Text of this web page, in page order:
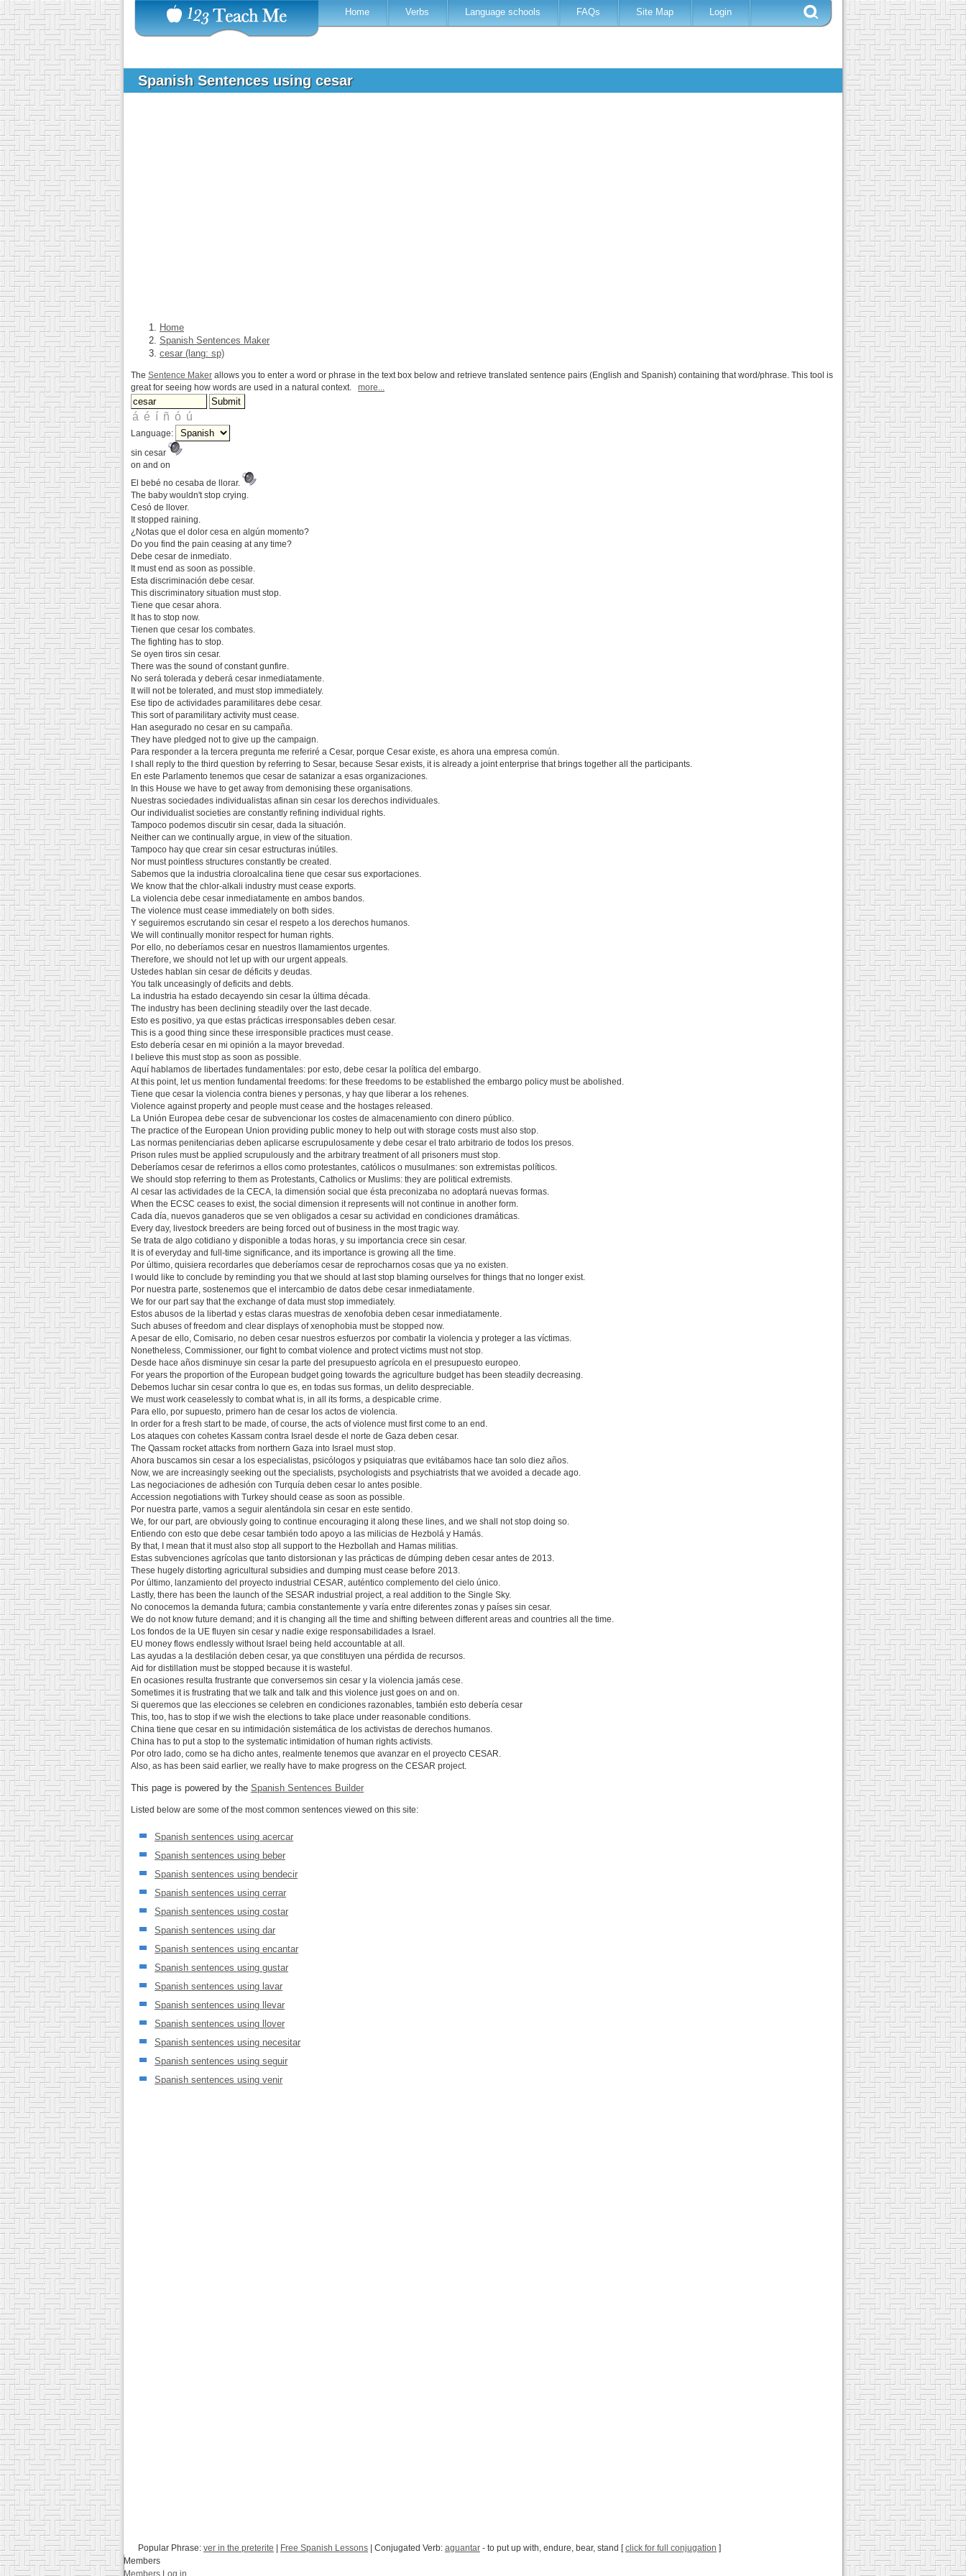
Home Verbs Language schools FAQs Site Map Login
Spanish Sentences using cesar
Home
Spanish Sentences Maker
cesar (lang: sp)
The Sentence Maker allows you to enter a word or phrase in the text box below and retrieve translated sentence pairs (English and Spanish) containing that word/phrase. This tool is
great for seeing how words are used in a natural context. more...
Language:
sin cesar
on and on
El bebé no cesaba de llorar.
The baby wouldn't stop crying.
Cesó de llover.
It stopped raining.
¿Notas que el dolor cesa en algún momento?
Do you find the pain ceasing at any time?
Debe cesar de inmediato.
It must end as soon as possible.
Esta discriminación debe cesar.
This discriminatory situation must stop.
Tiene que cesar ahora.
It has to stop now.
Tienen que cesar los combates.
The fighting has to stop.
Se oyen tiros sin cesar.
There was the sound of constant gunfire.
No será tolerada y deberá cesar inmediatamente.
It will not be tolerated, and must stop immediately.
Ese tipo de actividades paramilitares debe cesar.
This sort of paramilitary activity must cease.
Han asegurado no cesar en su campaña.
They have pledged not to give up the campaign.
Para responder a la tercera pregunta me referiré a Cesar, porque Cesar existe, es ahora una empresa común.
I shall reply to the third question by referring to Sesar, because Sesar exists, it is already a joint enterprise that brings together all the participants.
En este Parlamento tenemos que cesar de satanizar a esas organizaciones.
In this House we have to get away from demonising these organisations.
Nuestras sociedades individualistas afinan sin cesar los derechos individuales.
Our individualist societies are constantly refining individual rights.
Tampoco podemos discutir sin cesar, dada la situación.
Neither can we continually argue, in view of the situation.
Tampoco hay que crear sin cesar estructuras inútiles.
Nor must pointless structures constantly be created.
Sabemos que la industria cloroalcalina tiene que cesar sus exportaciones.
We know that the chlor-alkali industry must cease exports.
La violencia debe cesar inmediatamente en ambos bandos.
The violence must cease immediately on both sides.
Y seguiremos escrutando sin cesar el respeto a los derechos humanos.
We will continually monitor respect for human rights.
Por ello, no deberíamos cesar en nuestros llamamientos urgentes.
Therefore, we should not let up with our urgent appeals.
Ustedes hablan sin cesar de déficits y deudas.
You talk unceasingly of deficits and debts.
La industria ha estado decayendo sin cesar la última década.
The industry has been declining steadily over the last decade.
Esto es positivo, ya que estas prácticas irresponsables deben cesar.
This is a good thing since these irresponsible practices must cease.
Esto debería cesar en mi opinión a la mayor brevedad.
I believe this must stop as soon as possible.
Aquí hablamos de libertades fundamentales: por esto, debe cesar la política del embargo.
At this point, let us mention fundamental freedoms: for these freedoms to be established the embargo policy must be abolished.
Tiene que cesar la violencia contra bienes y personas, y hay que liberar a los rehenes.
Violence against property and people must cease and the hostages released.
La Unión Europea debe cesar de subvencionar los costes de almacenamiento con dinero público.
The practice of the European Union providing public money to help out with storage costs must also stop.
Las normas penitenciarias deben aplicarse escrupulosamente y debe cesar el trato arbitrario de todos los presos.
Prison rules must be applied scrupulously and the arbitrary treatment of all prisoners must stop.
Deberíamos cesar de referirnos a ellos como protestantes, católicos o musulmanes: son extremistas políticos.
We should stop referring to them as Protestants, Catholics or Muslims: they are political extremists.
Al cesar las actividades de la CECA, la dimensión social que ésta preconizaba no adoptará nuevas formas.
When the ECSC ceases to exist, the social dimension it represents will not continue in another form.
Cada día, nuevos ganaderos que se ven obligados a cesar su actividad en condiciones dramáticas.
Every day, livestock breeders are being forced out of business in the most tragic way.
Se trata de algo cotidiano y disponible a todas horas, y su importancia crece sin cesar.
It is of everyday and full-time significance, and its importance is growing all the time.
Por último, quisiera recordarles que deberíamos cesar de reprocharnos cosas que ya no existen.
I would like to conclude by reminding you that we should at last stop blaming ourselves for things that no longer exist.
Por nuestra parte, sostenemos que el intercambio de datos debe cesar inmediatamente.
We for our part say that the exchange of data must stop immediately.
Estos abusos de la libertad y estas claras muestras de xenofobia deben cesar inmediatamente.
Such abuses of freedom and clear displays of xenophobia must be stopped now.
A pesar de ello, Comisario, no deben cesar nuestros esfuerzos por combatir la violencia y proteger a las víctimas.
Nonetheless, Commissioner, our fight to combat violence and protect victims must not stop.
Desde hace años disminuye sin cesar la parte del presupuesto agrícola en el presupuesto europeo.
For years the proportion of the European budget going towards the agriculture budget has been steadily decreasing.
Debemos luchar sin cesar contra lo que es, en todas sus formas, un delito despreciable.
We must work ceaselessly to combat what is, in all its forms, a despicable crime.
Para ello, por supuesto, primero han de cesar los actos de violencia.
In order for a fresh start to be made, of course, the acts of violence must first come to an end.
Los ataques con cohetes Kassam contra Israel desde el norte de Gaza deben cesar.
The Qassam rocket attacks from northern Gaza into Israel must stop.
Ahora buscamos sin cesar a los especialistas, psicólogos y psiquiatras que evitábamos hace tan solo diez años.
Now, we are increasingly seeking out the specialists, psychologists and psychiatrists that we avoided a decade ago.
Las negociaciones de adhesión con Turquía deben cesar lo antes posible.
Accession negotiations with Turkey should cease as soon as possible.
Por nuestra parte, vamos a seguir alentándola sin cesar en este sentido.
We, for our part, are obviously going to continue encouraging it along these lines, and we shall not stop doing so.
Entiendo con esto que debe cesar también todo apoyo a las milicias de Hezbolá y Hamás.
By that, I mean that it must also stop all support to the Hezbollah and Hamas militias.
Estas subvenciones agrícolas que tanto distorsionan y las prácticas de dúmping deben cesar antes de 2013.
These hugely distorting agricultural subsidies and dumping must cease before 2013.
Por último, lanzamiento del proyecto industrial CESAR, auténtico complemento del cielo único.
Lastly, there has been the launch of the SESAR industrial project, a real addition to the Single Sky.
No conocemos la demanda futura; cambia constantemente y varía entre diferentes zonas y países sin cesar.
We do not know future demand; and it is changing all the time and shifting between different areas and countries all the time.
Los fondos de la UE fluyen sin cesar y nadie exige responsabilidades a Israel.
EU money flows endlessly without Israel being held accountable at all.
Las ayudas a la destilación deben cesar, ya que constituyen una pérdida de recursos.
Aid for distillation must be stopped because it is wasteful.
En ocasiones resulta frustrante que conversemos sin cesar y la violencia jamás cese.
Sometimes it is frustrating that we talk and talk and this violence just goes on and on.
Si queremos que las elecciones se celebren en condiciones razonables, también esto debería cesar
This, too, has to stop if we wish the elections to take place under reasonable conditions.
China tiene que cesar en su intimidación sistemática de los activistas de derechos humanos.
China has to put a stop to the systematic intimidation of human rights activists.
Por otro lado, como se ha dicho antes, realmente tenemos que avanzar en el proyecto CESAR.
Also, as has been said earlier, we really have to make progress on the CESAR project.
This page is powered by the Spanish Sentences Builder
Listed below are some of the most common sentences viewed on this site:
Spanish sentences using acercar
Spanish sentences using beber
Spanish sentences using bendecir
Spanish sentences using cerrar
Spanish sentences using costar
Spanish sentences using dar
Spanish sentences using encantar
Spanish sentences using gustar
Spanish sentences using lavar
Spanish sentences using llevar
Spanish sentences using llover
Spanish sentences using necesitar
Spanish sentences using seguir
Spanish sentences using venir
Popular Phrase: ver in the preterite Free Spanish Lessons | Conjugated Verb: aguantar - to put up with, endure, bear, stand [click for full conjugation ]
Members
Members Log in